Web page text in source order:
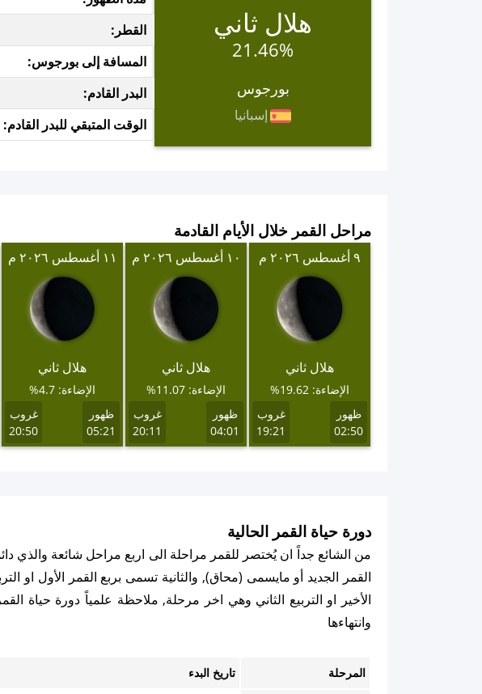
هلال ثاني
21.46%
بورجوس
إسبانيا
القطر:
المسافة إلى بورجوس:
البدر القادم:
الوقت المتبقي للبدر القادم:
مراحل القمر خلال الأيام القادمة
٩ أغسطس ٢٠٢٦ م
هلال ثاني
الإضاءة: 19.62%
ظهور
02:50
غروب
19:21
١٠ أغسطس ٢٠٢٦ م
هلال ثاني
الإضاءة: 11.07%
ظهور
04:01
غروب
20:11
١١ أغسطس ٢٠٢٦ م
هلال ثاني
الإضاءة: 4.7%
ظهور
05:21
غروب
20:50
دورة حياة القمر الحالية
من الشائع جداً ان يُختصر للقمر مراحلة الى اربع مراحل شائعة والذي
القمر الجديد أو مايسمى (محاق), والثانية تسمى بربع القمر الأول او
الأخير او التربيع الثاني وهي اخر مرحلة, ملاحظة علمياً دورة
وانتهاءها
المرحلة تاريخ البدء